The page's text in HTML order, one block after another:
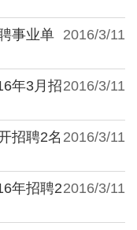
2016/3/11
事业单
2016/3/11
年3月招
2016/3/11
招聘2名
2016/3/11
年招聘2